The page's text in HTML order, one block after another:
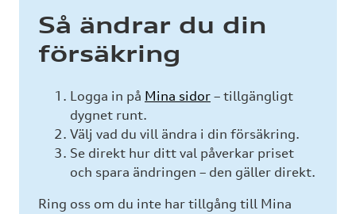
Så ändrar du din
försäkring
Logga in på Mina sidor – tillgängligt
dygnet runt.
Välj vad du vill ändra i din försäkring.
Se direkt hur ditt val påverkar priset
och spara ändringen – den gäller direkt.
Ring oss om du inte har tillgång till Mina